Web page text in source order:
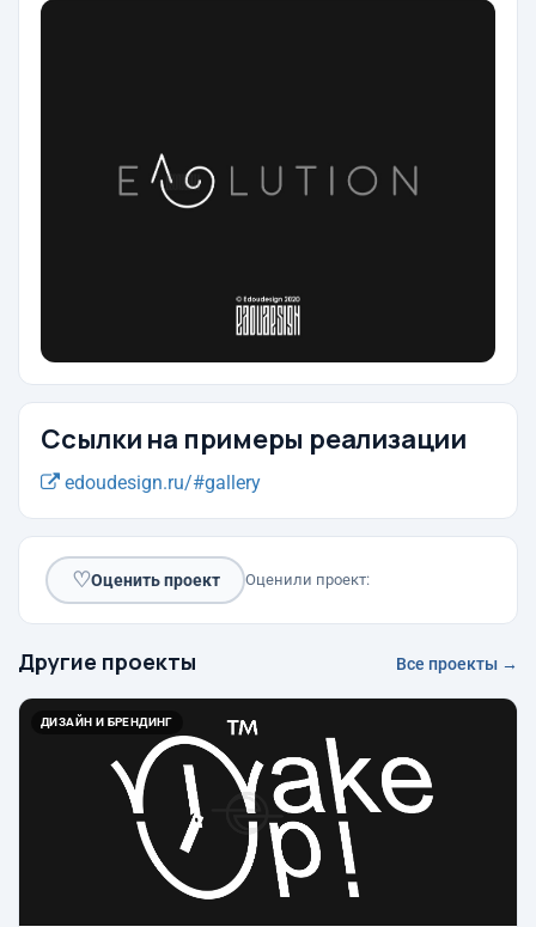
Ссылки на примеры реализации
edoudesign.ru/#gallery
♡Оценить проект Оценили проект:
Другие проекты Все проекты →
ДИЗАЙН И БРЕНДИНГ